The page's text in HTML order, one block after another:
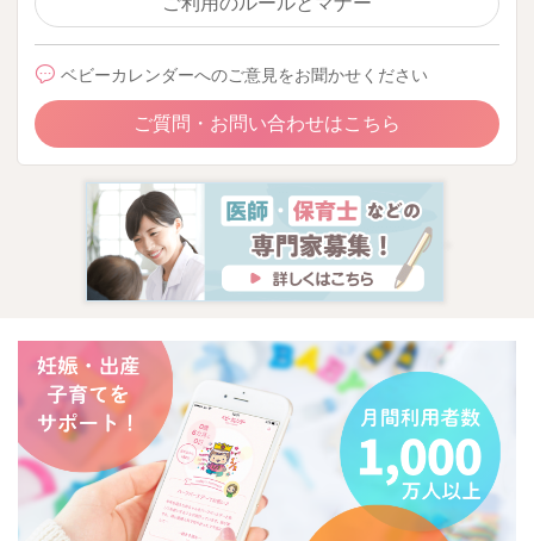
ベビーカレンダーへのご意見をお聞かせください
ご質問・お問い合わせはこちら